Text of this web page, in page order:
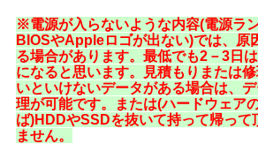
※電源が入らないような内容(電源ラ
BIOSやAppleロゴが出ない)では、 原
る場合があります。最低でも2－3日
になると思います。見積もりまたは
いといけないデータがある場合は、
理が可能です。または(ハードウェア
ば)HDDやSSDを抜いて持って帰って
ません。